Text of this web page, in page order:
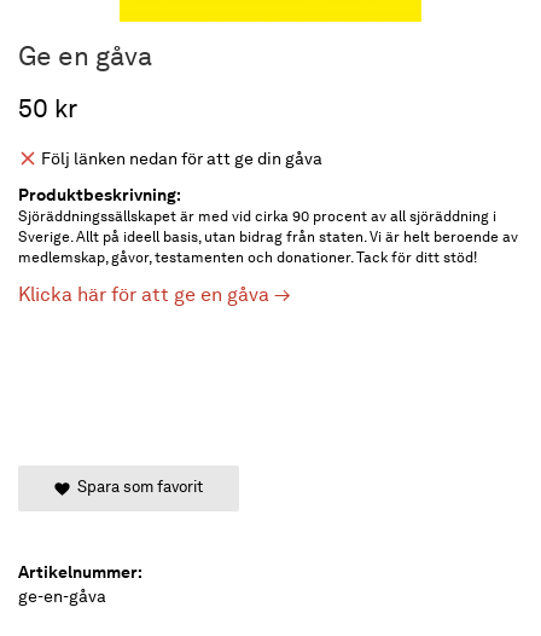
Ge en gåva
50 kr
Följ länken nedan för att ge din gåva
Produktbeskrivning:
Sjöräddningssällskapet är med vid cirka 90 procent av all sjöräddning i
Sverige. Allt på ideell basis, utan bidrag från staten. Vi är helt beroende av
medlemskap, gåvor, testamenten och donationer. Tack för ditt stöd!
Klicka här för att ge en gåva →
Spara som favorit
Artikelnummer:
ge-en-gåva